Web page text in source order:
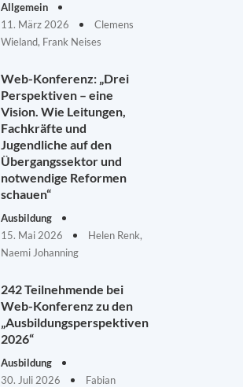
Allgemein
11. März 2026
Clemens
Wieland, Frank Neises
Web-Konferenz: „Drei
Perspektiven – eine
Vision. Wie Leitungen,
Fachkräfte und
Jugendliche auf den
Übergangssektor und
notwendige Reformen
schauen“
Ausbildung
15. Mai 2026
Helen Renk,
Naemi Johanning
242 Teilnehmende bei
Web-Konferenz zu den
„Ausbildungsperspektiven
2026“
Ausbildung
30. Juli 2026
Fabian